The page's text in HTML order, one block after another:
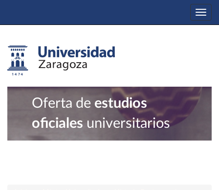
Oferta de estudios
oficiales universitarios